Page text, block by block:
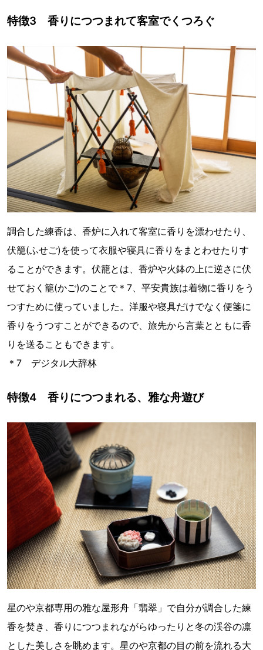
特徴3 香りにつつまれて客室でくつろぐ
調合した練香は、香炉に入れて客室に香りを漂わせたり、
伏籠(ふせご)を使って衣服や寝具に香りをまとわせたりす
ることができます。伏籠とは、香炉や火鉢の上に逆さに伏
せておく籠(かご)のことで＊7、平安貴族は着物に香りをう
つすために使っていました。洋服や寝具だけでなく便箋に
香りをうつすことができるので、旅先から言葉とともに香
りを送ることもできます。
＊7 デジタル大辞林
特徴4 香りにつつまれる、雅な舟遊び
星のや京都専用の雅な屋形舟「翡翠」で自分が調合した練
香を焚き、香りにつつまれながらゆったりと冬の渓谷の凛
とした美しさを眺めます。星のや京都の目の前を流れる大